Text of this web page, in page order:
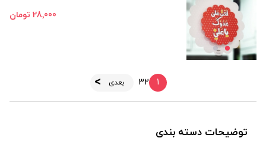
28٬000 تومان
1
2
3 بعدی
توضیحات دسته بندی